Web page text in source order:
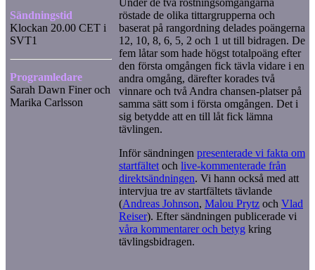
Sändningstid
Klockan 20.00 CET i
SVT1
Programledare
Sarah Dawn Finer och
Marika Carlsson
röstade de olika tittargrupperna och
baserat på rangordning delades poängerna
12, 10, 8, 6, 5, 2 och 1 ut till bidragen. De
fem låtar som hade högst totalpoäng efter
den första omgången fick tävla vidare i en
andra omgång, därefter korades två
vinnare och två Andra chansen-platser på
samma sätt som i första omgången. Det i
sig betydde att en till låt fick lämna
tävlingen.
Inför sändningen presenterade vi fakta om
startfältet och live-kommenterade från
direktsändningen. Vi hann också med att
intervjua tre av startfältets tävlande
(Andreas Johnson, Malou Prytz och Vlad
Reiser). Efter sändningen publicerade vi
våra kommentarer och betyg kring
tävlingsbidragen.